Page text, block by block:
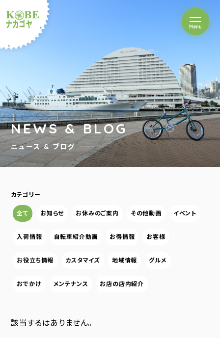
ルショップナカゴヤ
Menuを開閉
NEWS & BLOG
ニュース & ブログ
カテゴリー
全て お知らせ お休みのご案内 その他動画 イベント
入荷情報 自転車紹介動画 お得情報 お客様
お役立ち情報 カスタマイズ 地域情報 グルメ
おでかけ メンテナンス お店の店内紹介
該当するはありません。